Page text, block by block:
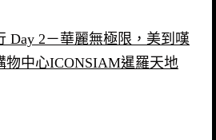
Day 2－華麗無極限，美到嘆
物中心ICONSIAM暹羅天地